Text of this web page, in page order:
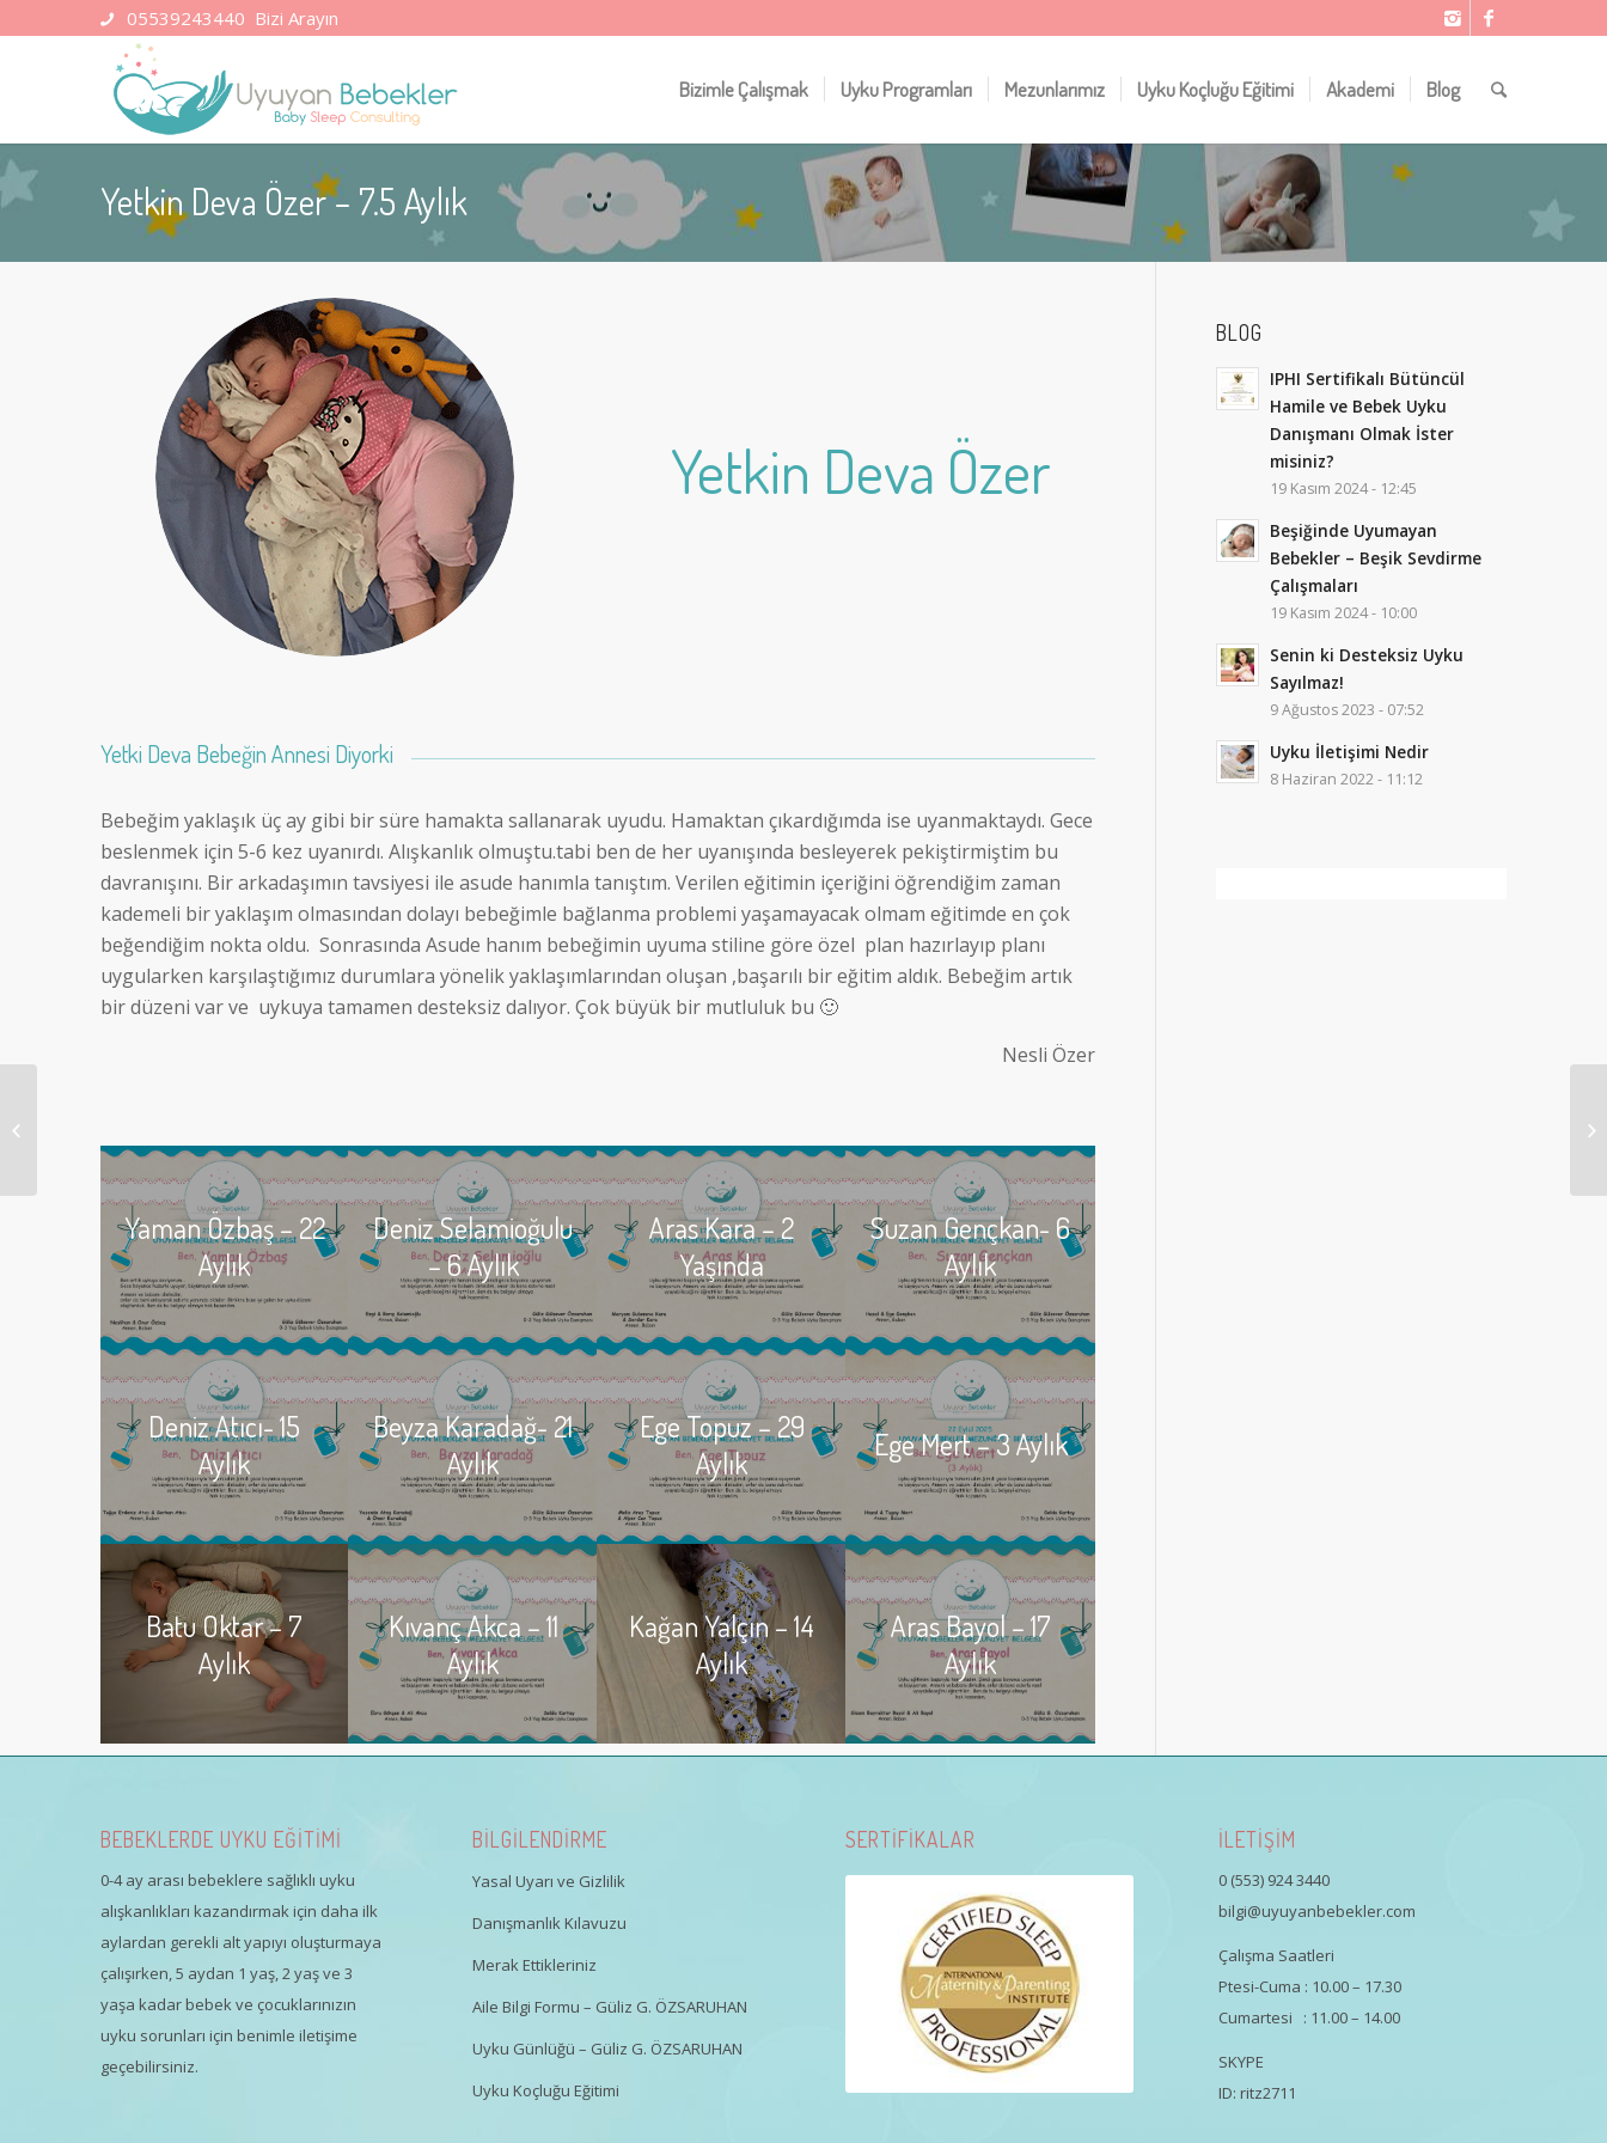
05539243440 Bizi Arayın
Bizimle Çalışmak Uyku Programları Mezunlarımız Uyku Koçluğu Eğitimi Akademi Blog
Yetkin Deva Özer – 7.5 Aylık
Yetkin Deva Özer
Yetki Deva Bebeğin Annesi Diyorki
Bebeğim yaklaşık üç ay gibi bir süre hamakta sallanarak uyudu. Hamaktan çıkardığımda ise uyanmaktaydı. Gece
beslenmek için 5-6 kez uyanırdı. Alışkanlık olmuştu.tabi ben de her uyanışında besleyerek pekiştirmiştim bu
davranışını. Bir arkadaşımın tavsiyesi ile asude hanımla tanıştım. Verilen eğitimin içeriğini öğrendiğim zaman
kademeli bir yaklaşım olmasından dolayı bebeğimle bağlanma problemi yaşamayacak olmam eğitimde en çok
beğendiğim nokta oldu. Sonrasında Asude hanım bebeğimin uyuma stiline göre özel plan hazırlayıp planı
uygularken karşılaştığımız durumlara yönelik yaklaşımlarından oluşan ,başarılı bir eğitim aldık. Bebeğim artık
bir düzeni var ve uykuya tamamen desteksiz dalıyor. Çok büyük bir mutluluk bu 🙂
Nesli Özer
Yaman Özbaş – 22
Aylık
Deniz Selamioğulu
– 6 Aylık
Aras Kara – 2
Yaşında
Suzan Gençkan- 6
Aylık
Deniz Atıcı- 15
Aylık
Beyza Karadağ- 21
Aylık
Ege Topuz – 29
Aylık
Ege Mert – 3 Aylık
Batu Oktar – 7
Aylık
Kıvanç Akca – 11
Aylık
Kağan Yalçın – 14
Aylık
Aras Bayol – 17
Aylık
BLOG
IPHI Sertifikalı Bütüncül
Hamile ve Bebek Uyku
Danışmanı Olmak İster
misiniz?
19 Kasım 2024 - 12:45
Beşiğinde Uyumayan
Bebekler – Beşik Sevdirme
Çalışmaları
19 Kasım 2024 - 10:00
Senin ki Desteksiz Uyku
Sayılmaz!
9 Ağustos 2023 - 07:52
Uyku İletişimi Nedir
8 Haziran 2022 - 11:12
BEBEKLERDE UYKU EĞİTİMİ
0-4 ay arası bebeklere sağlıklı uyku
alışkanlıkları kazandırmak için daha ilk
aylardan gerekli alt yapıyı oluşturmaya
çalışırken, 5 aydan 1 yaş, 2 yaş ve 3
yaşa kadar bebek ve çocuklarınızın
uyku sorunları için benimle iletişime
geçebilirsiniz.
BİLGİLENDİRME
Yasal Uyarı ve Gizlilik
Danışmanlık Kılavuzu
Merak Ettikleriniz
Aile Bilgi Formu – Güliz G. ÖZSARUHAN
Uyku Günlüğü – Güliz G. ÖZSARUHAN
Uyku Koçluğu Eğitimi
SERTİFİKALAR İLETİŞİM
0 (553) 924 3440
bilgi@uyuyanbebekler.com
Çalışma Saatleri
Ptesi-Cuma : 10.00 – 17.30
Cumartesi : 11.00 – 14.00
SKYPE
ID: ritz2711